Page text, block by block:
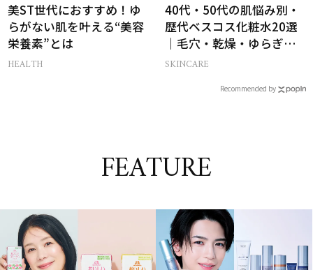
美ST世代におすすめ！ゆ
らがない肌を叶える“美容
栄養素”とは
HEALTH
40代・50代の肌悩み別・
歴代ベスコス化粧水20選
｜毛穴・乾燥・ゆらぎな
ど
SKINCARE
Recommended by
FEATURE